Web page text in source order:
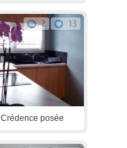
2 13
Crédence posée